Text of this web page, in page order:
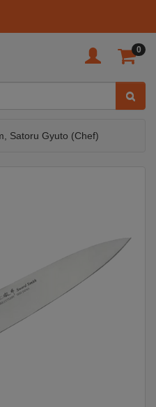
0
Satoru Gyuto (Chef)